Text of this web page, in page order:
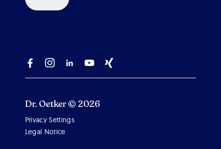
Dr. Oetker © 2026
Privacy Settings
Legal Notice